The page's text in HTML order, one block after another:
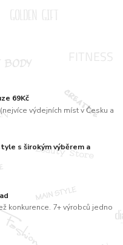
69Kč
výdejních míst v Česku a
s širokým výběrem a
konkurence. 7+ výrobců jedno